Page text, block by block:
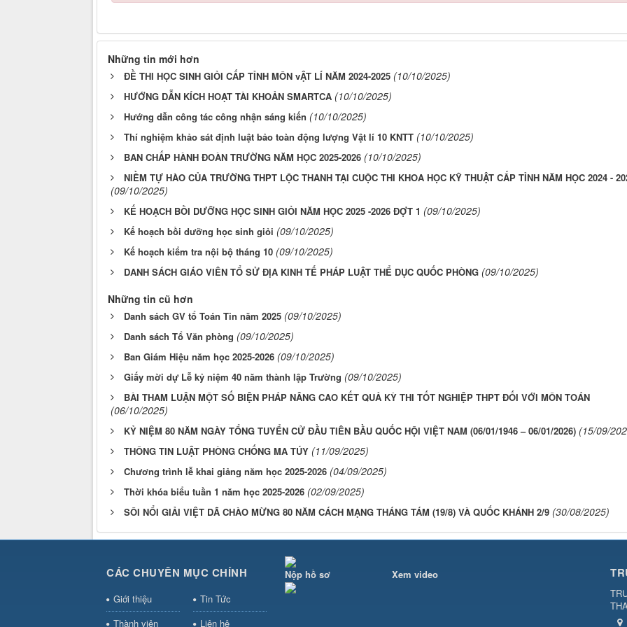
Những tin mới hơn
ĐỀ THI HỌC SINH GIỎI CẤP TỈNH MÔN vẬT LÍ NĂM 2024-2025 (10/10/2025)
HƯỚNG DẪN KÍCH HOẠT TÀI KHOẢN SMARTCA (10/10/2025)
Hướng dẫn công tác công nhận sáng kiến (10/10/2025)
Thí nghiệm khảo sát định luật bảo toàn động lượng Vật lí 10 KNTT (10/10/2025)
BAN CHẤP HÀNH ĐOÀN TRƯỜNG NĂM HỌC 2025-2026 (10/10/2025)
NIỀM TỰ HÀO CỦA TRƯỜNG THPT LỘC THANH TẠI CUỘC THI KHOA HỌC KỸ THUẬT CẤP TỈNH NĂM HỌC 2024 -
(09/10/2025)
KẾ HOẠCH BỒI DƯỠNG HỌC SINH GIỎI NĂM HỌC 2025 -2026 ĐỢT 1 (09/10/2025)
Kế hoạch bồi dưỡng học sinh giỏi (09/10/2025)
Kế hoạch kiểm tra nội bộ tháng 10 (09/10/2025)
DANH SÁCH GIÁO VIÊN TỔ SỬ ĐỊA KINH TẾ PHÁP LUẬT THỂ DỤC QUỐC PHÒNG (09/10/2025)
Những tin cũ hơn
Danh sách GV tổ Toán Tin năm 2025 (09/10/2025)
Danh sách Tổ Văn phòng (09/10/2025)
Ban Giám Hiệu năm học 2025-2026 (09/10/2025)
Giấy mời dự Lễ kỷ niệm 40 năm thành lập Trường (09/10/2025)
BÀI THAM LUẬN MỘT SỐ BIỆN PHÁP NÂNG CAO KẾT QUẢ KỲ THI TỐT NGHIỆP THPT ĐỐI VỚI MÔN TOÁN
(06/10/2025)
KỶ NIỆM 80 NĂM NGÀY TỔNG TUYỂN CỬ ĐẦU TIÊN BẦU QUỐC HỘI VIỆT NAM (06/01/1946 – 06/01/2026) (15/09/
THÔNG TIN LUẬT PHÒNG CHỐNG MA TÚY (11/09/2025)
Chương trình lễ khai giảng năm học 2025-2026 (04/09/2025)
Thời khóa biểu tuần 1 năm học 2025-2026 (02/09/2025)
SÔI NỔI GIẢI VIỆT DÃ CHÀO MỪNG 80 NĂM CÁCH MẠNG THÁNG TÁM (19/8) VÀ QUỐC KHÁNH 2/9 (30/08/2025)
CÁC CHUYÊN MỤC CHÍNH
Giới thiệu
Tin Tức
Thành viên
Liên hệ
Nộp hồ sơ Xem video